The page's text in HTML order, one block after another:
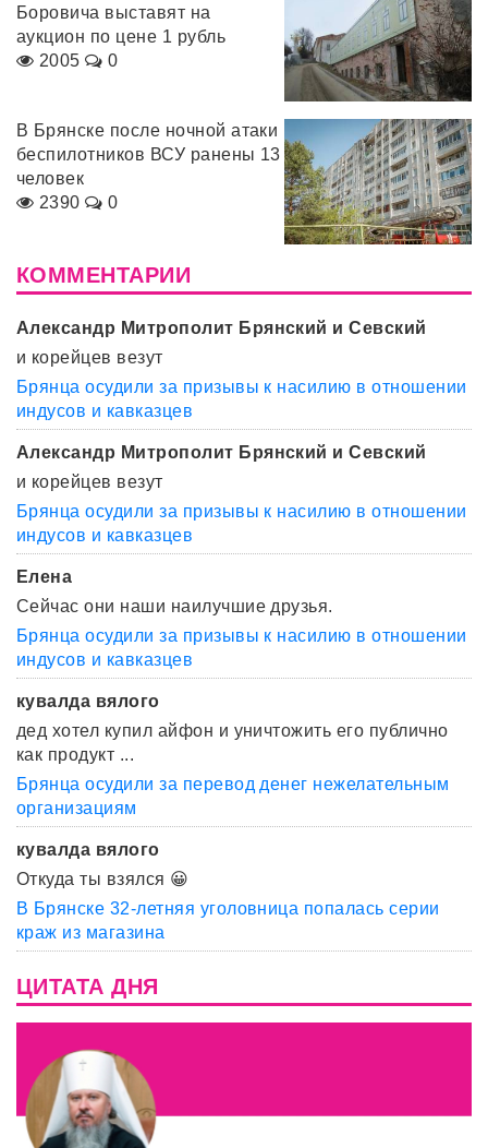
Боровича выставят на
аукцион по цене 1 рубль
2005
0
В Брянске после ночной атаки
беспилотников ВСУ ранены 13
человек
2390
0
КОММЕНТАРИИ
Александр Митрополит Брянский и Севский
и корейцев везут
Брянца осудили за призывы к насилию в отношении
индусов и кавказцев
Александр Митрополит Брянский и Севский
и корейцев везут
Брянца осудили за призывы к насилию в отношении
индусов и кавказцев
Елена
Сейчас они наши наилучшие друзья.
Брянца осудили за призывы к насилию в отношении
индусов и кавказцев
кувалда вялого
дед хотел купил айфон и уничтожить его публично
как продукт ...
Брянца осудили за перевод денег нежелательным
организациям
кувалда вялого
Откуда ты взялся 😀
В Брянске 32-летняя уголовница попалась серии
краж из магазина
ЦИТАТА ДНЯ